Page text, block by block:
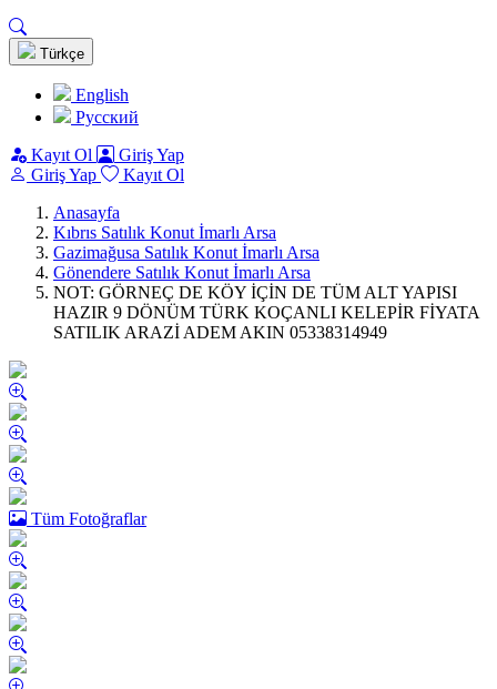
Türkçe
English
Pусский
Kayıt Ol
Giriş Yap
Giriş Yap
Kayıt Ol
Anasayfa
Kıbrıs Satılık Konut İmarlı Arsa
Gazimağusa Satılık Konut İmarlı Arsa
Gönendere Satılık Konut İmarlı Arsa
NOT: GÖRNEÇ DE KÖY İÇİN DE TÜM ALT YAPISI
HAZIR 9 DÖNÜM TÜRK KOÇANLI KELEPİR FİYATA
SATILIK ARAZİ ADEM AKIN 05338314949
Tüm Fotoğraflar